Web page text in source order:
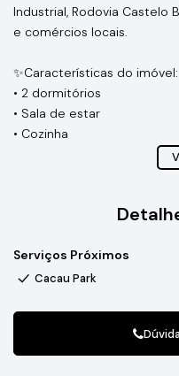
Industrial, Rodovia Castelo
e comércios locais.
✨Características do imóvel:
• 2 dormitórios
• Sala de estar
• Cozinha
constante crescimento e
desenvolvimento, ruas
Serviços Próximos
Cacau Park